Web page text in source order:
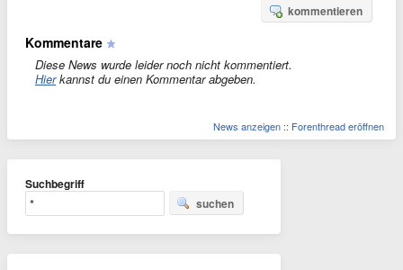
kommentieren
Kommentare
Diese News wurde leider noch nicht kommentiert.
Hierkannst du einen Kommentar abgeben.
News anzeigen :: Forenthread eröffnen
Suchbegriff
suchen